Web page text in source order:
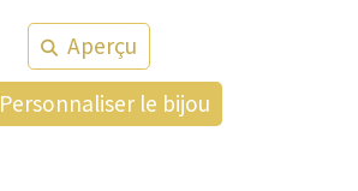
Aperçu
Personnaliser le bijou